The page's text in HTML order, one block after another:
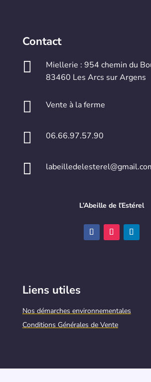
Contact

Miellerie : 954 chemin du
83460 Les Arcs sur Argens
 Vente à la ferme
 06.66.97.57.90

L’Abeille de l’Estérel
Liens utiles
Nos démarches environnementales
Conditions Générales de Vente